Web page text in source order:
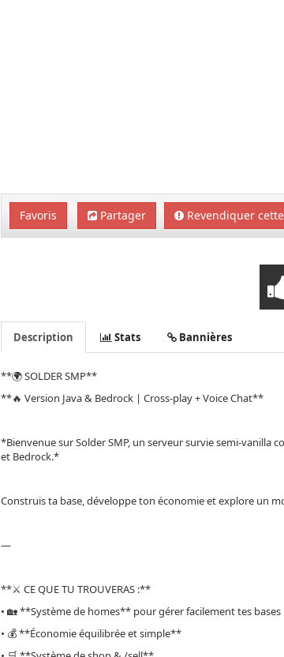
Favoris Partager Revendiquer
Description Stats Bannières
**🌍 SOLDER SMP**
**🔥 Version Java & Bedrock | Cross-play + Voice Chat**
*Bienvenue sur Solder SMP, un serveur survie semi-vanilla
et Bedrock.*
Construis ta base, développe ton économie et explore un
—
**⚔️ CE QUE TU TROUVERAS :**
• 🏡 **Système de homes** pour gérer facilement tes bases
• 💰 **Économie équilibrée et simple**